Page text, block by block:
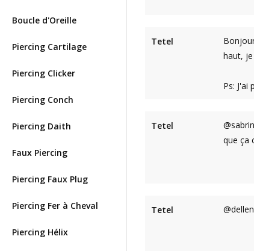
Boucle d'Oreille
Piercing Cartilage
Piercing Clicker
Piercing Conch
Piercing Daith
Faux Piercing
Piercing Faux Plug
Piercing Fer à Cheval
Piercing Hélix
Tetel
haut,
Ps: J'ai
Tetel
que ça
Tetel